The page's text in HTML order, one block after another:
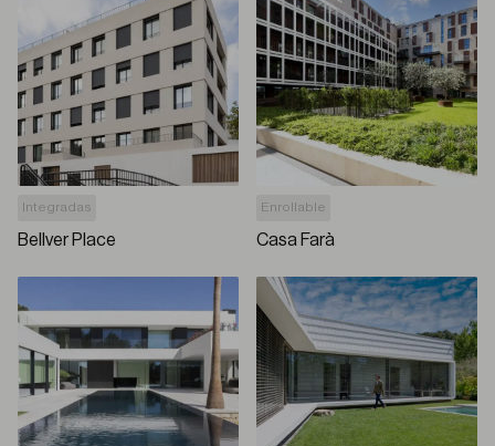
Integradas
Bellver Place
Enrollable
Casa Farà